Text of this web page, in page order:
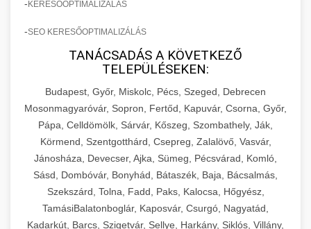
- KERESŐOPTIMALIZÁLÁS
-SEO KERESŐOPTIMALIZÁLÁS
TANÁCSADÁS A KÖVETKEZŐ
TELEPÜLÉSEKEN:
Budapest, Győr, Miskolc, Pécs, Szeged, Debrecen
Mosonmagyaróvár, Sopron, Fertőd, Kapuvár, Csorna, Győr,
Pápa, Celldömölk, Sárvár, Kőszeg, Szombathely, Ják,
Körmend, Szentgotthárd, Csepreg, Zalalövő, Vasvár,
Jánosháza, Devecser, Ajka, Sümeg, Pécsvárad, Komló,
Sásd, Dombóvár, Bonyhád, Bátaszék, Baja, Bácsalmás,
Szekszárd, Tolna, Fadd, Paks, Kalocsa, Hőgyész,
TamásiBalatonboglár, Kaposvár, Csurgó, Nagyatád,
Kadarkút, Barcs, Szigetvár, Sellye, Harkány, Siklós, Villány,